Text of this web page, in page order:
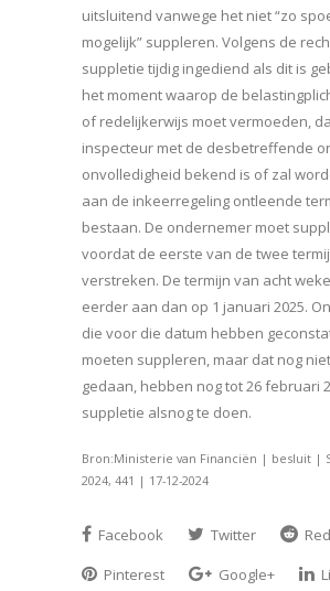
uitsluitend vanwege het niet “zo
mogelijk” suppleren. Volgens de
suppletie tijdig ingediend als dit is
het moment waarop de
of redelijkerwijs moet vermoeden,
inspecteur met de desbetreffende
onvolledigheid bekend is of zal
aan de inkeerregeling ontleende
bestaan. De ondernemer moet
voordat de eerste van de twee
verstreken. De termijn van acht
eerder aan dan op 1 januari 2025.
die voor die datum hebben
moeten suppleren, maar dat nog
gedaan, hebben nog tot 26 februari
suppletie alsnog te doen.
Bron:Ministerie van Financiën | besluit |
2024, 441 | 17-12-2024
Facebook Twitter
Pinterest
Google+